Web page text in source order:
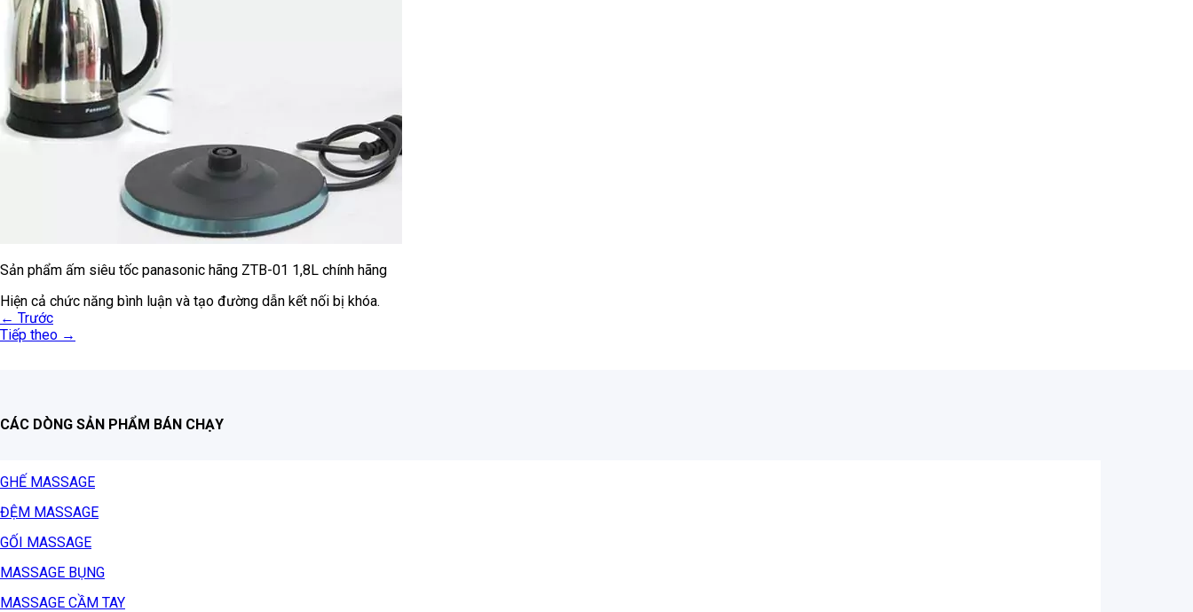
Sản phẩm ấm siêu tốc panasonic hãng ZTB-01 1,8L chính hãng
Hiện cả chức năng bình luận và tạo đường dẫn kết nối bị khóa.
← Trước
Tiếp theo →
CÁC DÒNG SẢN PHẨM BÁN CHẠY
GHẾ MASSAGE
ĐỆM MASSAGE
GỐI MASSAGE
MASSAGE BỤNG
MASSAGE CẦM TAY